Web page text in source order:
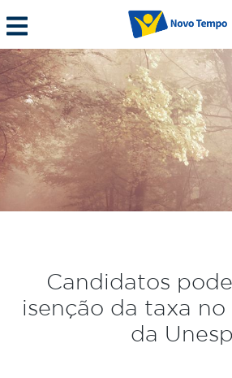
Candidatos
isenção da taxa
da Unesp